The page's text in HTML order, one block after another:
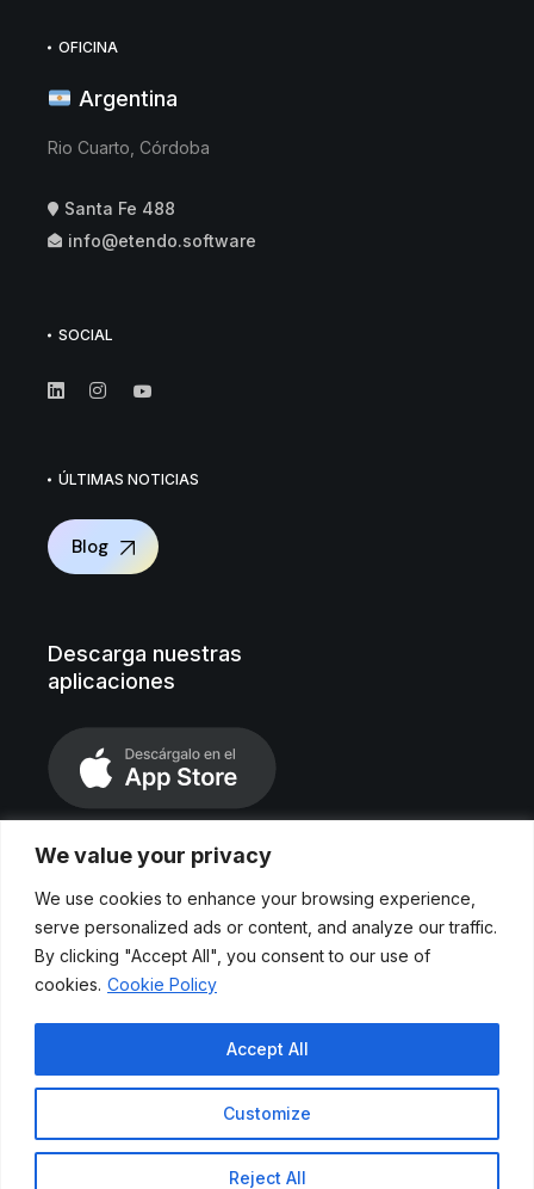
We value your privacy
We use cookies to enhance your browsing experience,
serve personalized ads or content, and analyze our traffic.
By clicking "Accept All", you consent to our use of
cookies. Cookie Policy
Customize
Reject All
Accept All
OFICINA
Argentina
Rio Cuarto, Córdoba
Santa Fe 488
info@etendo.software
SOCIAL
ÚLTIMAS NOTICIAS
Blog
Descarga nuestras
aplicaciones
Políticas de privacidad